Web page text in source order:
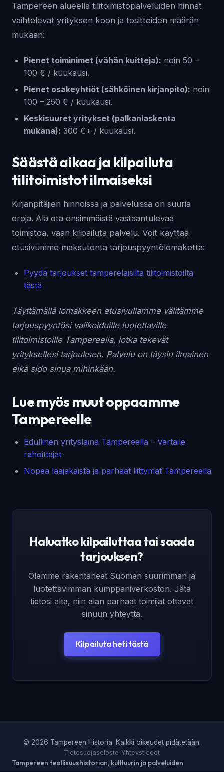
Tampereen alueella tilitoimistopalveluiden hinnat
vaihtelevat yrityksen koon ja tositteiden määrän
mukaan:
Pienet toiminimet (vähän kuitteja): noin 50 –
100 € / kuukausi.
Pienet osakeyhtiöt (sähköinen kirjanpito): noin
100 – 250 € / kuukausi.
Keskisuuret yritykset (palkanlaskenta
mukana): 300 €+ / kuukausi.
Säästä aikaa ja kilpailuta
tilitoimistot ilmaiseksi
Kirjanpitäjien hinnoissa ja palveluissa on suuria
eroja. Älä ota ensimmäistä vastaantulevaa
toimistoa, vaan kilpailuta palvelu. Voit käyttää
etusivumme maksutonta tarjouspyyntölomaketta:
Pyydä tarjoukset tamperelaisilta tilitoimistoilta
tästä
Täyttämällä lomakkeen etusivullamme välitämme
tarjouspyyntösi valikoiduille luotettaville
tilitoimistoille Tampereella, jotka tekevät
yrityksellesi tarjouksen. Palvelu on täysin ilmainen
eikä sido sinua mihinkään.
Lue myös muut oppaamme
Tampereelle
Edullinen yrityslaina Tampereella – Vertaile
rahoittajat
Nopea laajakaista ja parhaat liittymät Tampereella
Haluatko kilpailuttaa tai saada
tarjouksen?
Olemme rakentaneet Suomen suurimman ja
luotettavimman kumppaniverkoston. Jätä
tietosi alta, niin alan parhaat toimijat ottavat
sinuun yhteyttä.
Kilpailuta heti tästä
© 2026 Tampereen Historia. Kaikki oikeudet pidätetään.
Tietosuojaseloste Yhteystiedot
Tampereen teollisuushistorian, kulttuurin ja palveluiden